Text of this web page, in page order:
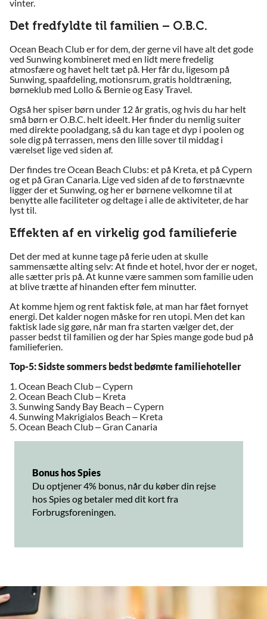
vinter.
Det fredfyldte til familien – O.B.C.
Ocean Beach Club er for dem, der gerne vil have alt det gode
ved Sunwing kombineret med en lidt mere fredelig
atmosfære og havet helt tæt på. Her får du, ligesom på
Sunwing, spaafdeling, motionsrum, gratis holdtræning,
børneklub med Lollo & Bernie og Easy Travel.
Også her spiser børn under 12 år gratis, og hvis du har helt
små børn er O.B.C. helt ideelt. Her finder du nemlig suiter
med direkte pooladgang, så du kan tage et dyp i poolen og
sole dig på terrassen, mens den lille sover til middag i
værelset lige ved siden af.
Der findes tre Ocean Beach Clubs: et på Kreta, et på Cypern
og et på Gran Canaria. Lige ved siden af de to førstnævnte
ligger der et Sunwing, og her er børnene velkomne til at
benytte alle faciliteter og deltage i alle de aktiviteter, de har
lyst til.
Effekten af en virkelig god familieferie
Det der med at kunne tage på ferie uden at skulle
sammensætte alting selv: At finde et hotel, hvor der er noget,
alle sætter pris på. At kunne være sammen som familie uden
at blive trætte af hinanden efter fem minutter.
At komme hjem og rent faktisk føle, at man har fået fornyet
energi. Det kalder nogen måske for ren utopi. Men det kan
faktisk lade sig gøre, når man fra starten vælger det, der
passer bedst til familien og der har Spies mange gode bud på
familieferien.
Top-5: Sidste sommers bedst bedømte familiehoteller
1. Ocean Beach Club – Cypern
2. Ocean Beach Club – Kreta
3. Sunwing Sandy Bay Beach – Cypern
4. Sunwing Makrigialos Beach – Kreta
5. Ocean Beach Club – Gran Canaria
Bonus hos Spies
Du optjener 4% bonus, når du køber din rejse
hos Spies og betaler med dit kort fra
Forbrugsforeningen.